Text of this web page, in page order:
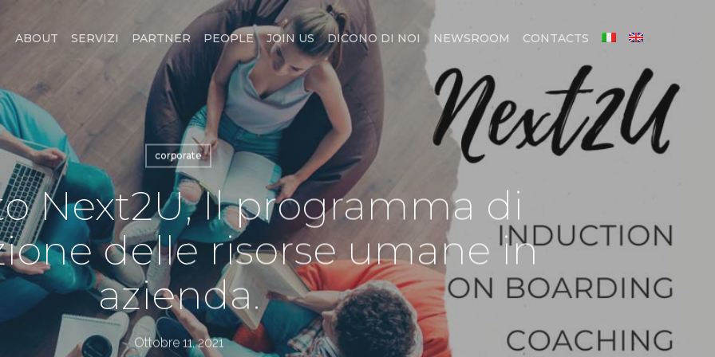
ABOUT SERVIZI PARTNER PEOPLE JOIN US DICONO DI NOI NEWSROOM CONTACTS
corporate
Next2U, Il programma di
delle risorse umane in
azienda.
Ottobre 11, 2021